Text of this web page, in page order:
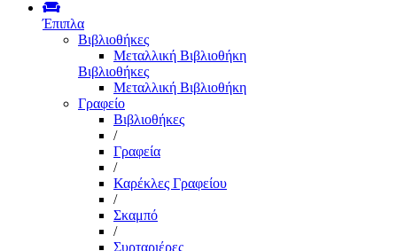
Έπιπλα
Βιβλιοθήκες
Μεταλλική Βιβλιοθήκη
Βιβλιοθήκες
Μεταλλική Βιβλιοθήκη
Γραφείο
Βιβλιοθήκες
/
Γραφεία
/
Καρέκλες Γραφείου
/
Σκαμπό
/
Συρταριέρες